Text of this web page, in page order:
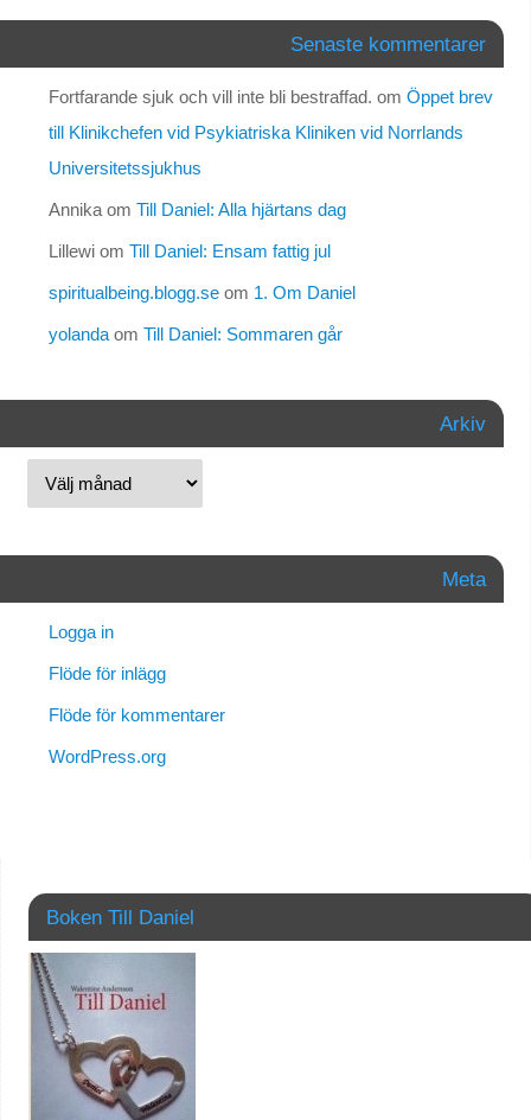
Senaste kommentarer
Fortfarande sjuk och vill inte bli bestraffad. om Öppet brev
till Klinikchefen vid Psykiatriska Kliniken vid Norrlands
Universitetssjukhus
Annikaom Till Daniel: Alla hjärtans dag
Lillewiom Till Daniel: Ensam fattig jul
spiritualbeing.blogg.seom 1. Om Daniel
yolandaom Till Daniel: Sommaren går
Arkiv
Meta
Logga in
Flöde för inlägg
Flöde för kommentarer
WordPress.org
Boken Till Daniel